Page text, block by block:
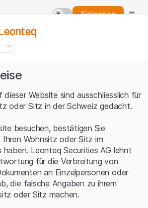
Einloggen
Website sind ausschliesslich für
oder Sitz in der Schweiz gedacht.
besuchen, bestätigen Sie
Ihren Wohnsitz oder Sitz im
haben. Leonteq Securities AG lehnt
für die Verbreitung von
an Einzelpersonen oder
die falsche Angaben zu ihrem
oder Sitz machen.